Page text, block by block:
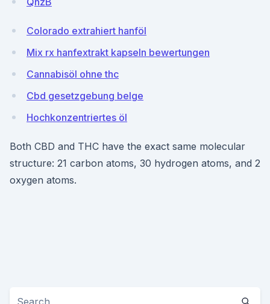
Colorado extrahiert hanföl
Mix rx hanfextrakt kapseln bewertungen
Cannabisöl ohne thc
Cbd gesetzgebung belge
Hochkonzentriertes öl
Both CBD and THC have the exact same molecular
structure: 21 carbon atoms, 30 hydrogen atoms, and 2
oxygen atoms.